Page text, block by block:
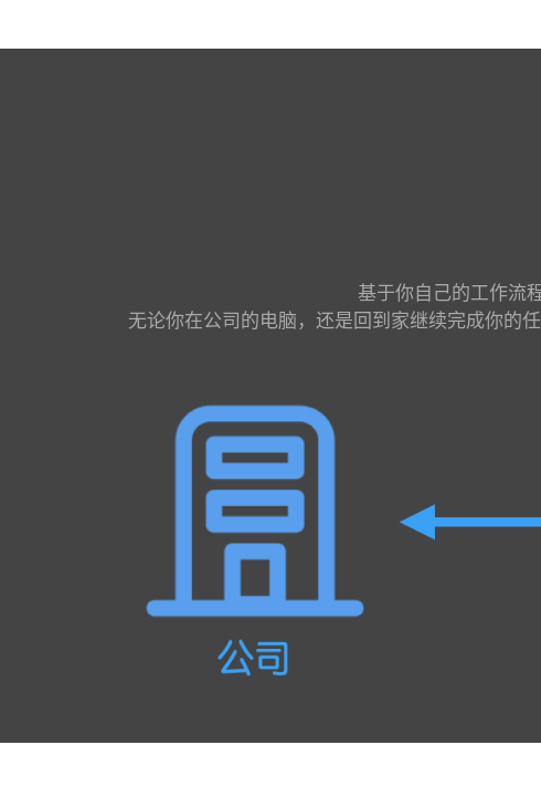
基于你自己的工作流
无论你在公司的电脑，还是回到家继续完成你的